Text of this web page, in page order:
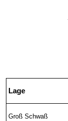
Lage
Groß Schwaß